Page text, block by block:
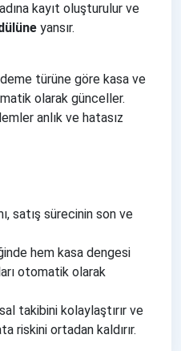
kayıt oluşturulur ve
yansır.
türüne göre kasa ve
olarak günceller.
anlık ve hatasız
satış sürecinin son ve
hem kasa dengesi
otomatik olarak
takibini kolaylaştırır ve
riskini ortadan kaldırır.